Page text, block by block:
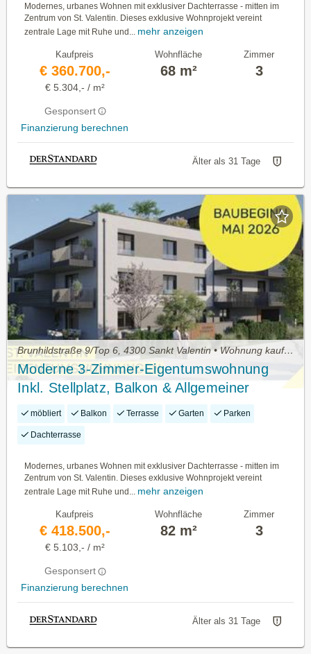
Modernes, urbanes Wohnen mit exklusiver Dachterrasse - mitten im
Zentrum von St. Valentin. Dieses exklusive Wohnprojekt vereint
zentrale Lage mit Ruhe und...
mehr anzeigen
Kaufpreis
€ 360.700,-
€ 5.304,- / m²
Gesponsert
Finanzierung berechnen
Wohnfläche
68 m²
Zimmer
3
Älter als 31 Tage
Brunhildstraße 9/Top 6, 4300 Sankt Valentin • Wohnung kaufen
Moderne 3-Zimmer-Eigentumswohnung
Inkl. Stellplatz, Balkon & Allgemeiner
Dachterrasse - Einzug 2027!
möbliert Balkon Terrasse Garten Parken
Dachterrasse
Modernes, urbanes Wohnen mit exklusiver Dachterrasse - mitten im
Zentrum von St. Valentin. Dieses exklusive Wohnprojekt vereint
zentrale Lage mit Ruhe und... mehr anzeigen
Kaufpreis
€ 418.500,-
€ 5.103,- / m²
Gesponsert
Finanzierung berechnen
Wohnfläche
82 m²
Zimmer
3
Älter als 31 Tage